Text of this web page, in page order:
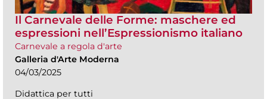
Il Carnevale delle Forme: maschere ed
espressioni nell’Espressionismo italiano
Carnevale a regola d'arte
Galleria d'Arte Moderna
04/03/2025
Didattica per tutti